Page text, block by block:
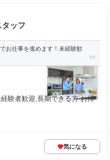
ッフ
お仕事を進めます！未経験歓
験者歓迎,長期できる方 お掃
気になる